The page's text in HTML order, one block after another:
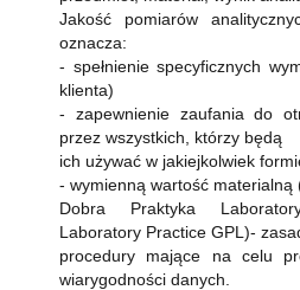
Jakość pomiarów
oznacza:
- spełnienie specyficznych
klienta)
- zapewnienie zaufania do
przez wszystkich, którzy będą
ich używać w jakiejkolwiek
- wymienną wartość materialną
Dobra Praktyka
Laboratory Practice GPL)-
procedury mające na celu
wiarygodności danych.